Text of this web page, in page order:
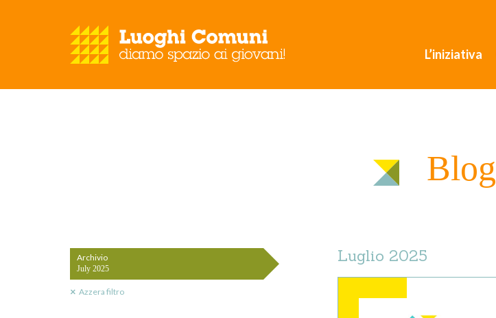
L’iniziativa
Blog
Archivio
July 2025
Azzera filtro
Luglio 2025